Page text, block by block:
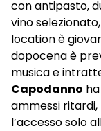
con antipasto,
vino
location è
dopocena è
musica e
Capodanno
ammessi
l’accesso solo